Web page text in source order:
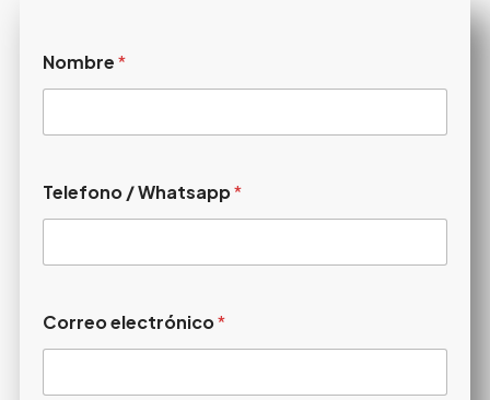
Nombre*
Telefono / Whatsapp*
Correo electrónico*